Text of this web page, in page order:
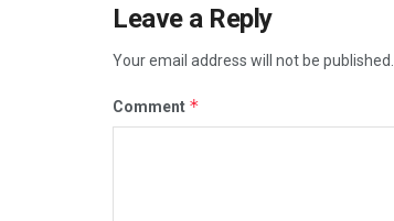
Leave a Reply
Your email address will not be published.
Comment *